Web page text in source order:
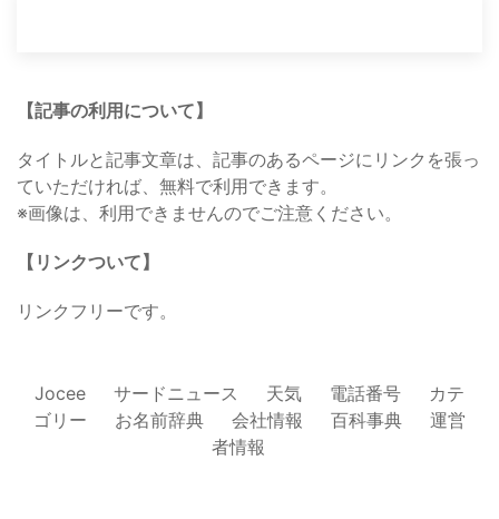
【記事の利用について】
タイトルと記事文章は、記事のあるページにリンクを張っ
ていただければ、無料で利用できます。
※画像は、利用できませんのでご注意ください。
【リンクついて】
リンクフリーです。
Jocee サードニュース 天気 電話番号
カテ
ゴリー
お名前辞典 会社情報 百科事典
運営
者情報